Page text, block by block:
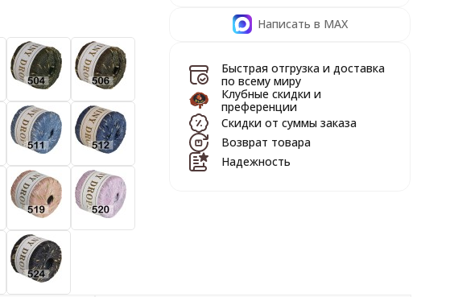
Написать в MAX
Быстрая отгрузка и доставка
по всему миру
Клубные скидки и
преференции
Скидки от суммы заказа
Возврат товара
Надежность